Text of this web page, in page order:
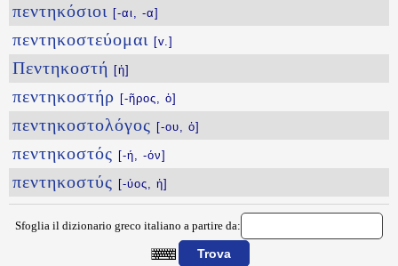
πεντηκόσιοι [-αι, -α]
πεντηκοστεύομαι [v.]
Πεντηκοστή [ἡ]
πεντηκοστήρ [-ῆρος, ὁ]
πεντηκοστολόγος [-ου, ὁ]
πεντηκοστός [-ή, -όν]
πεντηκοστύς [-ύος, ἡ]
Sfoglia il dizionario greco italiano a partire da: